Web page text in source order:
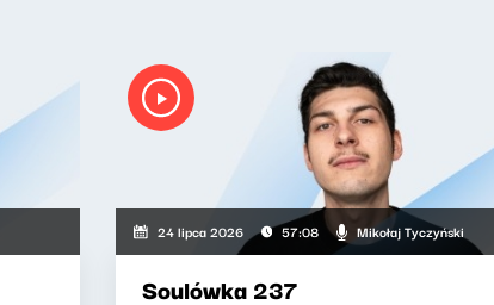
24 lipca 2026 57:08 Mikołaj Tyczyński
Soulówka 237